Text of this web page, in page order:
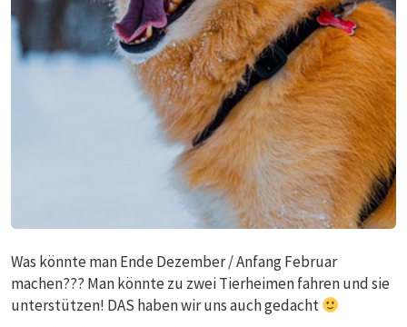
Was könnte man Ende Dezember / Anfang Februar
machen??? Man könnte zu zwei Tierheimen fahren und sie
unterstützen! DAS haben wir uns auch gedacht